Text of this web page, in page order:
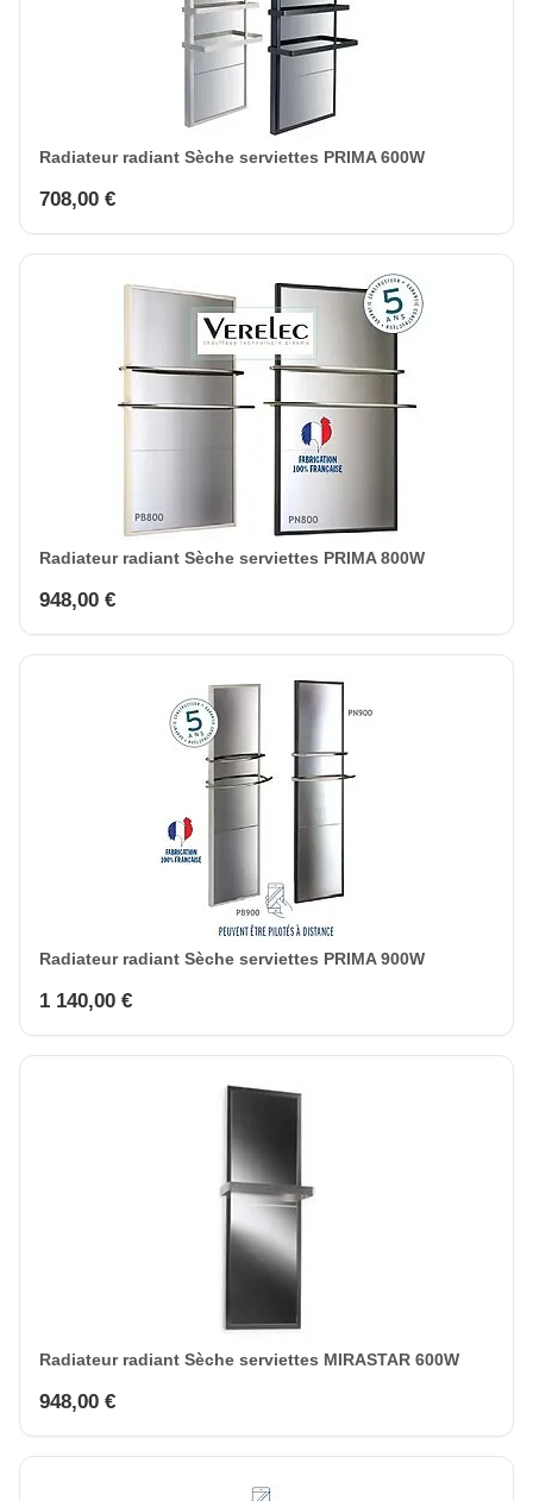
Radiateur radiant Sèche serviettes PRIMA 600W
708,00 €
Radiateur radiant Sèche serviettes PRIMA 800W
948,00 €
Radiateur radiant Sèche serviettes PRIMA 900W
1 140,00 €
Radiateur radiant Sèche serviettes MIRASTAR 600W
948,00 €